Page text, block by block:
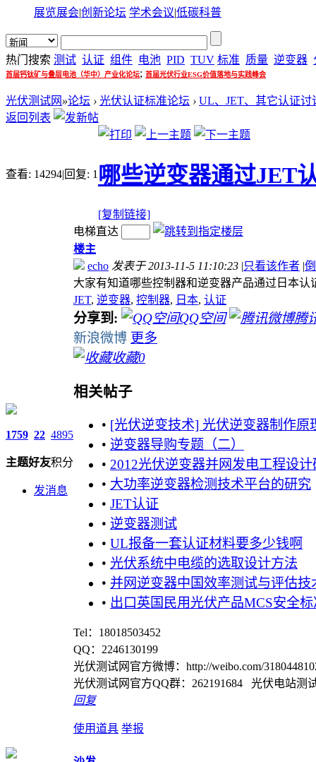
展览展会|创新论坛 学术会议|低碳科普
热门搜索 测试 认证 组件 电池 PID TUV 标准 质量 逆变器
首届钙钛矿与叠层电池（华中）产业化论坛; 首届光伏行业ESG价值落地与实践峰会
光伏测试网 »论坛 › 光伏认证标准论坛 › UL、JET、其它认证讨
返回列表
查看: 14294|回复: 1 哪些逆变器通过JET
[复制链接]
1759
主题
22
好友
4895
积分
发消息
电梯直达
楼主
echo 发表于 2013-11-5 11:10:23 |只看该作者 |
大家有知道哪些控制器和逆变器产品通过日本认
JET, 逆变器, 控制器, 日本, 认证
分享到: QQ空间
腾
新浪微博 更多
收藏0
相关帖子
• [光伏逆变技术] 光伏逆变器制作原
• 逆变器导购专题（二）
• 2012光伏逆变器并网发电工程设计
• 大功率逆变器检测技术平台的研究
• JET认证
• 逆变器测试
• UL报备一套认证材料要多少钱啊
• 光伏系统中电缆的选取设计方法
• 并网逆变器中国效率测试与评估
• 出口英国民用光伏产品MCS安全
Tel：18018503452
QQ：2246130199
光伏测试网官方微博：http://weibo.com/
光伏测试网官方QQ群：262191684 光伏电站测
回复
使用道具 举报